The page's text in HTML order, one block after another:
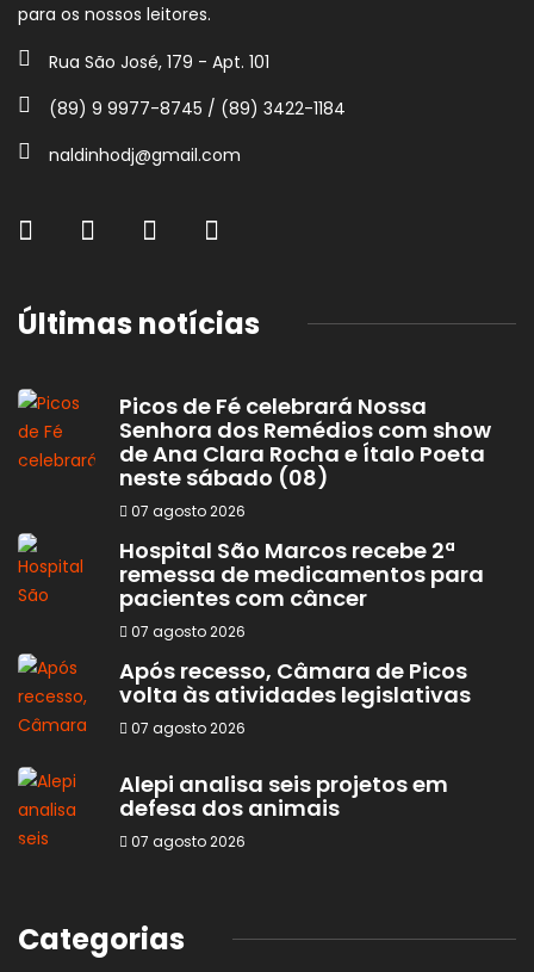
para os nossos leitores.
Rua São José, 179 - Apt. 101
(89) 9 9977-8745 / (89) 3422-1184
naldinhodj@gmail.com
Últimas notícias
Picos de Fé celebrará Nossa
Senhora dos Remédios com show
de Ana Clara Rocha e Ítalo Poeta
neste sábado (08)
07 agosto 2026
Hospital São Marcos recebe 2ª
remessa de medicamentos para
pacientes com câncer
07 agosto 2026
Após recesso, Câmara de Picos
volta às atividades legislativas
07 agosto 2026
Alepi analisa seis projetos em
defesa dos animais
07 agosto 2026
Categorias